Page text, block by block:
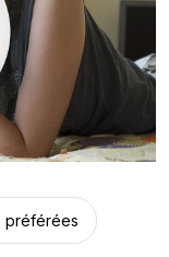
préférées